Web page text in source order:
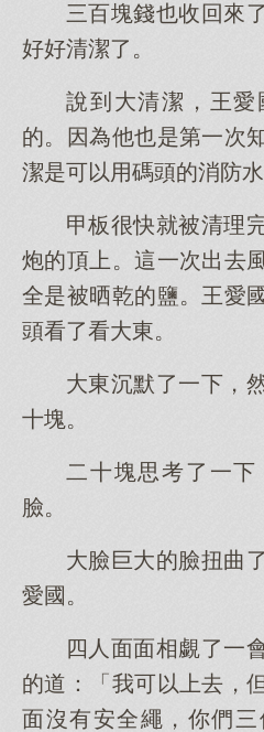
三百塊錢也收回來
好好清潔了。
說到大清潔，王愛
的。因為他也是第一次
潔是可以用碼頭的消防水
甲板很快就被清理
炮的頂上。這一次出去
全是被晒乾的鹽。王愛
頭看了看大東。
大東沉默了一下，
十塊。
二十塊思考了一
臉。
大臉巨大的臉扭曲
愛國。
四人面面相覷了一
的道：「我可以上去，
面沒有安全繩，你們